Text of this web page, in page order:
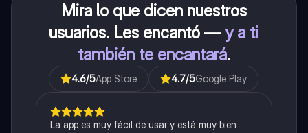
Mira lo que dicen nuestros
usuarios. Les encantó —y a ti
también te encantará.
4.6/5App Store 4.7/5Google Play
La app es muy fácil de usar y está muy bien